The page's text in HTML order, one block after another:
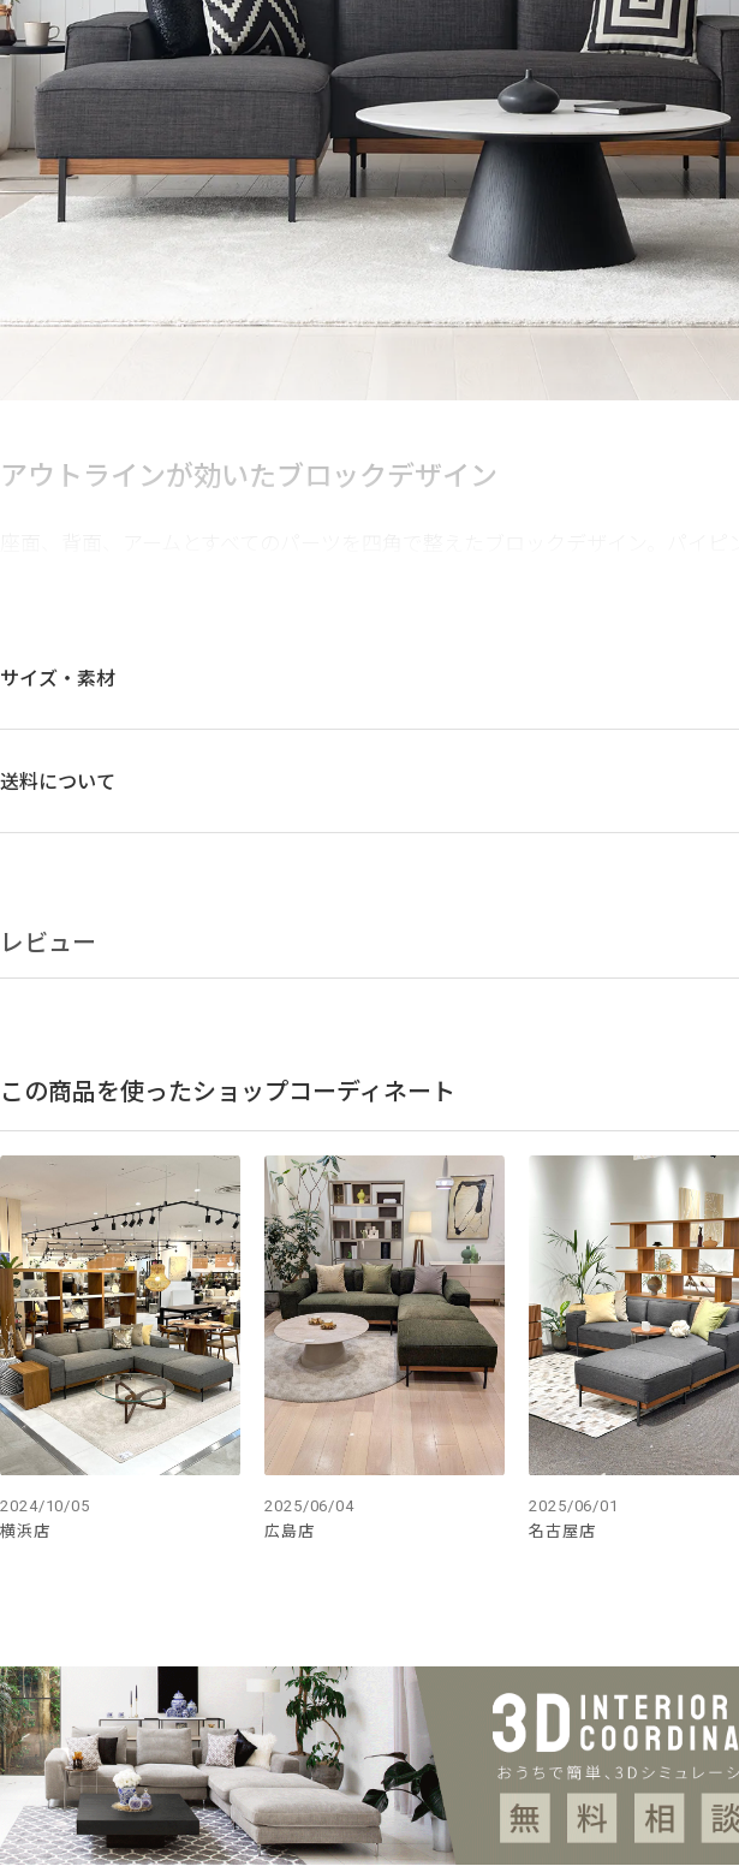
アウトラインが効いたブロックデザイン
計算し尽くされたスタイリッシュなディテール
サイズ・素材
送料について
レビュー
この商品を使ったショップコーディネート
2024/10/05
横浜店
2025/06/04
広島店
2025/06/01
名古屋店